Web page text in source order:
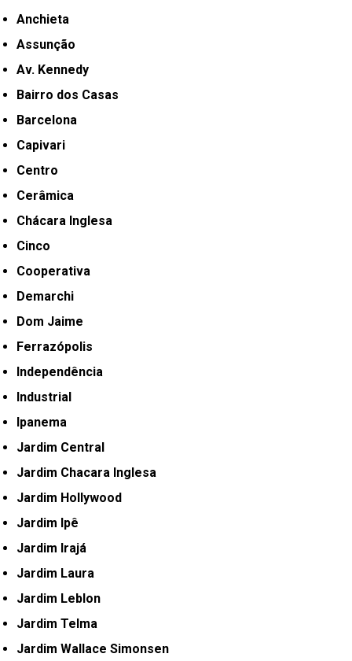
Anchieta
Assunção
Av. Kennedy
Bairro dos Casas
Barcelona
Capivari
Centro
Cerâmica
Chácara Inglesa
Cinco
Cooperativa
Demarchi
Dom Jaime
Ferrazópolis
Independência
Industrial
Ipanema
Jardim Central
Jardim Chacara Inglesa
Jardim Hollywood
Jardim Ipê
Jardim Irajá
Jardim Laura
Jardim Leblon
Jardim Telma
Jardim Wallace Simonsen